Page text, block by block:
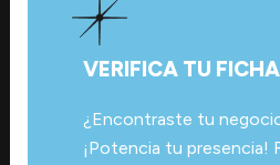
VERIFICA TU FICHA
¿Encontraste tu
¡Potencia tu presencia!